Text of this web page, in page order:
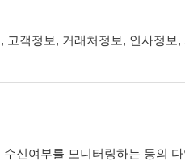
객정보, 거래처정보, 인사정보
신여부를 모니터링하는 등의